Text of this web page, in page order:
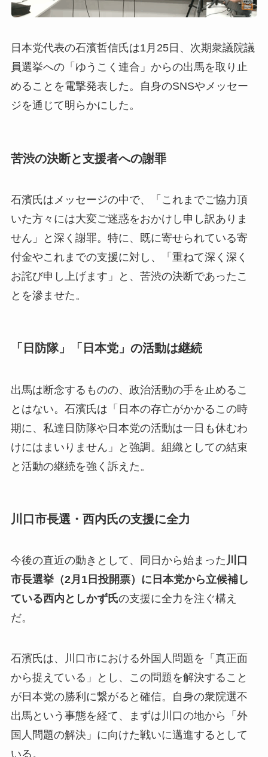
日本党代表の石濱哲信氏は1月25日、次期衆議院議
員選挙への「ゆうこく連合」からの出馬を取り止
めることを電撃発表した。自身のSNSやメッセー
ジを通じて明らかにした。
苦渋の決断と支援者への謝罪
石濱氏はメッセージの中で、「これまでご協力頂
いた方々には大変ご迷惑をおかけし申し訳ありま
せん」と深く謝罪。特に、既に寄せられている寄
付金やこれまでの支援に対し、「重ねて深く深く
お詫び申し上げます」と、苦渋の決断であったこ
とを滲ませた。
「日防隊」「日本党」の活動は継続
出馬は断念するものの、政治活動の手を止めるこ
とはない。石濱氏は「日本の存亡がかかるこの時
期に、私達日防隊や日本党の活動は一日も休むわ
けにはまいりません」と強調。組織としての結束
と活動の継続を強く訴えた。
川口市長選・西内氏の支援に全力
今後の直近の動きとして、同日から始まった 川口
市長選挙（2月1日投開票）に日本党から立候補し
ている西内としかず氏の支援に全力を注ぐ構え
だ。
石濱氏は、川口市における外国人問題を「真正面
から捉えている」とし、この問題を解決すること
が日本党の勝利に繋がると確信。自身の衆院選不
出馬という事態を経て、まずは川口の地から「外
国人問題の解決」に向けた戦いに邁進するとして
いる。